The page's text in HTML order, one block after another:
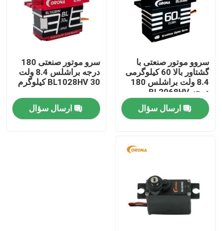
درباره ما
تور کارخانه
کنترل کیفیت
با ما تماس بگیرید
مینی سرو موتور
سروو موتور صنعتی با
گشتاور بالا 60 کیلوگرمی
8.4 ولت براشلس 180
درجه BL2068HV
ارسال سؤال
سرو موتور صنعتی 180
درجه براشلس 8.4 ولت
BL1028HV 30 کیلوگرم
ارسال سؤال